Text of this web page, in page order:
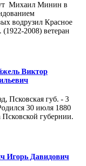
Михаил Минин в
водрузил Красное
2008) ветеран
Виктор
Псковская губ. - 3
30 июля 1880
Псковской губернии.
Игорь Давидович